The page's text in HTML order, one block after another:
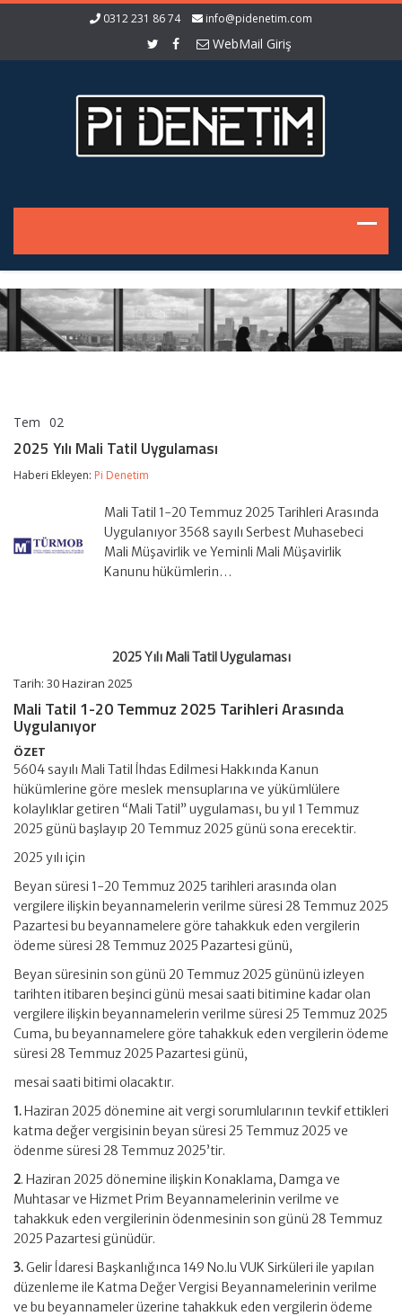
0312 231 86 74 info@pidenetim.com
WebMail Giriş
Tem 02
Mali
Tatil
Uygulaması
2025 Yılı Mali Tatil Uygulaması
Haberi Ekleyen: Pi Denetim
Mali Tatil 1-20 Temmuz 2025 Tarihleri Arasında
Uygulanıyor 3568 sayılı Serbest Muhasebeci
Mali Müşavirlik ve Yeminli Mali Müşavirlik
Kanunu hükümlerin…
2025 Yılı Mali Tatil Uygulaması
Tarih: 30 Haziran 2025
Mali Tatil 1-20 Temmuz 2025 Tarihleri Arasında
Uygulanıyor
ÖZET
5604 sayılı Mali Tatil İhdas Edilmesi Hakkında Kanun
hükümlerine göre meslek mensuplarına ve yükümlülere
kolaylıklar getiren “Mali Tatil” uygulaması, bu yıl 1 Temmuz
2025 günü başlayıp 20 Temmuz 2025 günü sona erecektir.
2025 yılı için
Beyan süresi 1-20 Temmuz 2025 tarihleri arasında olan
vergilere ilişkin beyannamelerin verilme süresi 28 Temmuz 2025
Pazartesi bu beyannamelere göre tahakkuk eden vergilerin
ödeme süresi 28 Temmuz 2025 Pazartesi günü,
Beyan süresinin son günü 20 Temmuz 2025 gününü izleyen
tarihten itibaren beşinci günü mesai saati bitimine kadar olan
vergilere ilişkin beyannamelerin verilme süresi 25 Temmuz 2025
Cuma, bu beyannamelere göre tahakkuk eden vergilerin ödeme
süresi 28 Temmuz 2025 Pazartesi günü,
mesai saati bitimi olacaktır.
1.Haziran 2025 dönemine ait vergi sorumlularının tevkif ettikleri
katma değer vergisinin beyan süresi 25 Temmuz 2025 ve
ödenme süresi 28 Temmuz 2025’tir.
2. Haziran 2025 dönemine ilişkin Konaklama, Damga ve
Muhtasar ve Hizmet Prim Beyannamelerinin verilme ve
tahakkuk eden vergilerinin ödenmesinin son günü 28 Temmuz
2025 Pazartesi günüdür.
3.Gelir İdaresi Başkanlığınca 149 No.lu VUK Sirküleri ile yapılan
düzenleme ile Katma Değer Vergisi Beyannamelerinin verilme
ve bu beyannameler üzerine tahakkuk eden vergilerin ödeme